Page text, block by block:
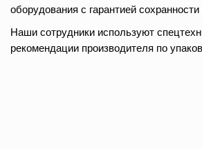
оборудования с гарантией
Наши сотрудники используют
рекомендации производителя по